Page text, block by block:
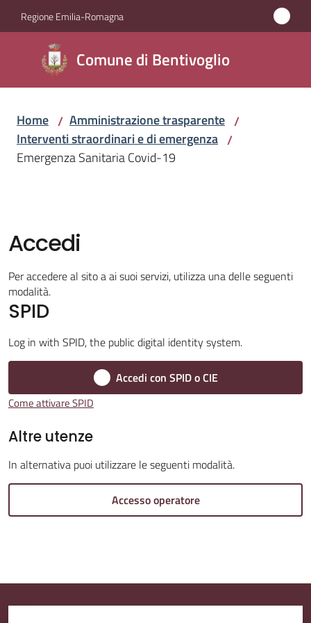
Vai al contenuto
Vai alla navigazione
Vai al footer
Regione Emilia-Romagna
Comune di Bentivoglio
Comune di
Bentivoglio
Amministrazione
Menu selezionato
Novità
Vivere
Bentivoglio
Amministrazione
Menu selezionato
l
o
r
i
Home / Amministrazione trasparente /
Interventi straordinari e di emergenza /
Emergenza Sanitaria Covid-19
Accedi
Per accedere al sito a ai suoi servizi, utilizza una delle seguenti
modalità.
SPID
Log in with SPID, the public digital identity system.
Accedi con SPID o CIE
Come attivare SPID
Altre utenze
In alternativa puoi utilizzare le seguenti modalità.
Accesso operatore